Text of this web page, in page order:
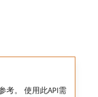
考。 使用此API需